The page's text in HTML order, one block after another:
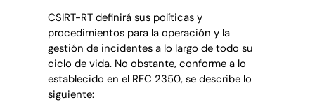
CSIRT-RT definirá sus políticas y
procedimientos para la operación y la
gestión de incidentes a lo largo de todo su
ciclo de vida. No obstante, conforme a lo
establecido en el RFC 2350, se describe lo
siguiente: